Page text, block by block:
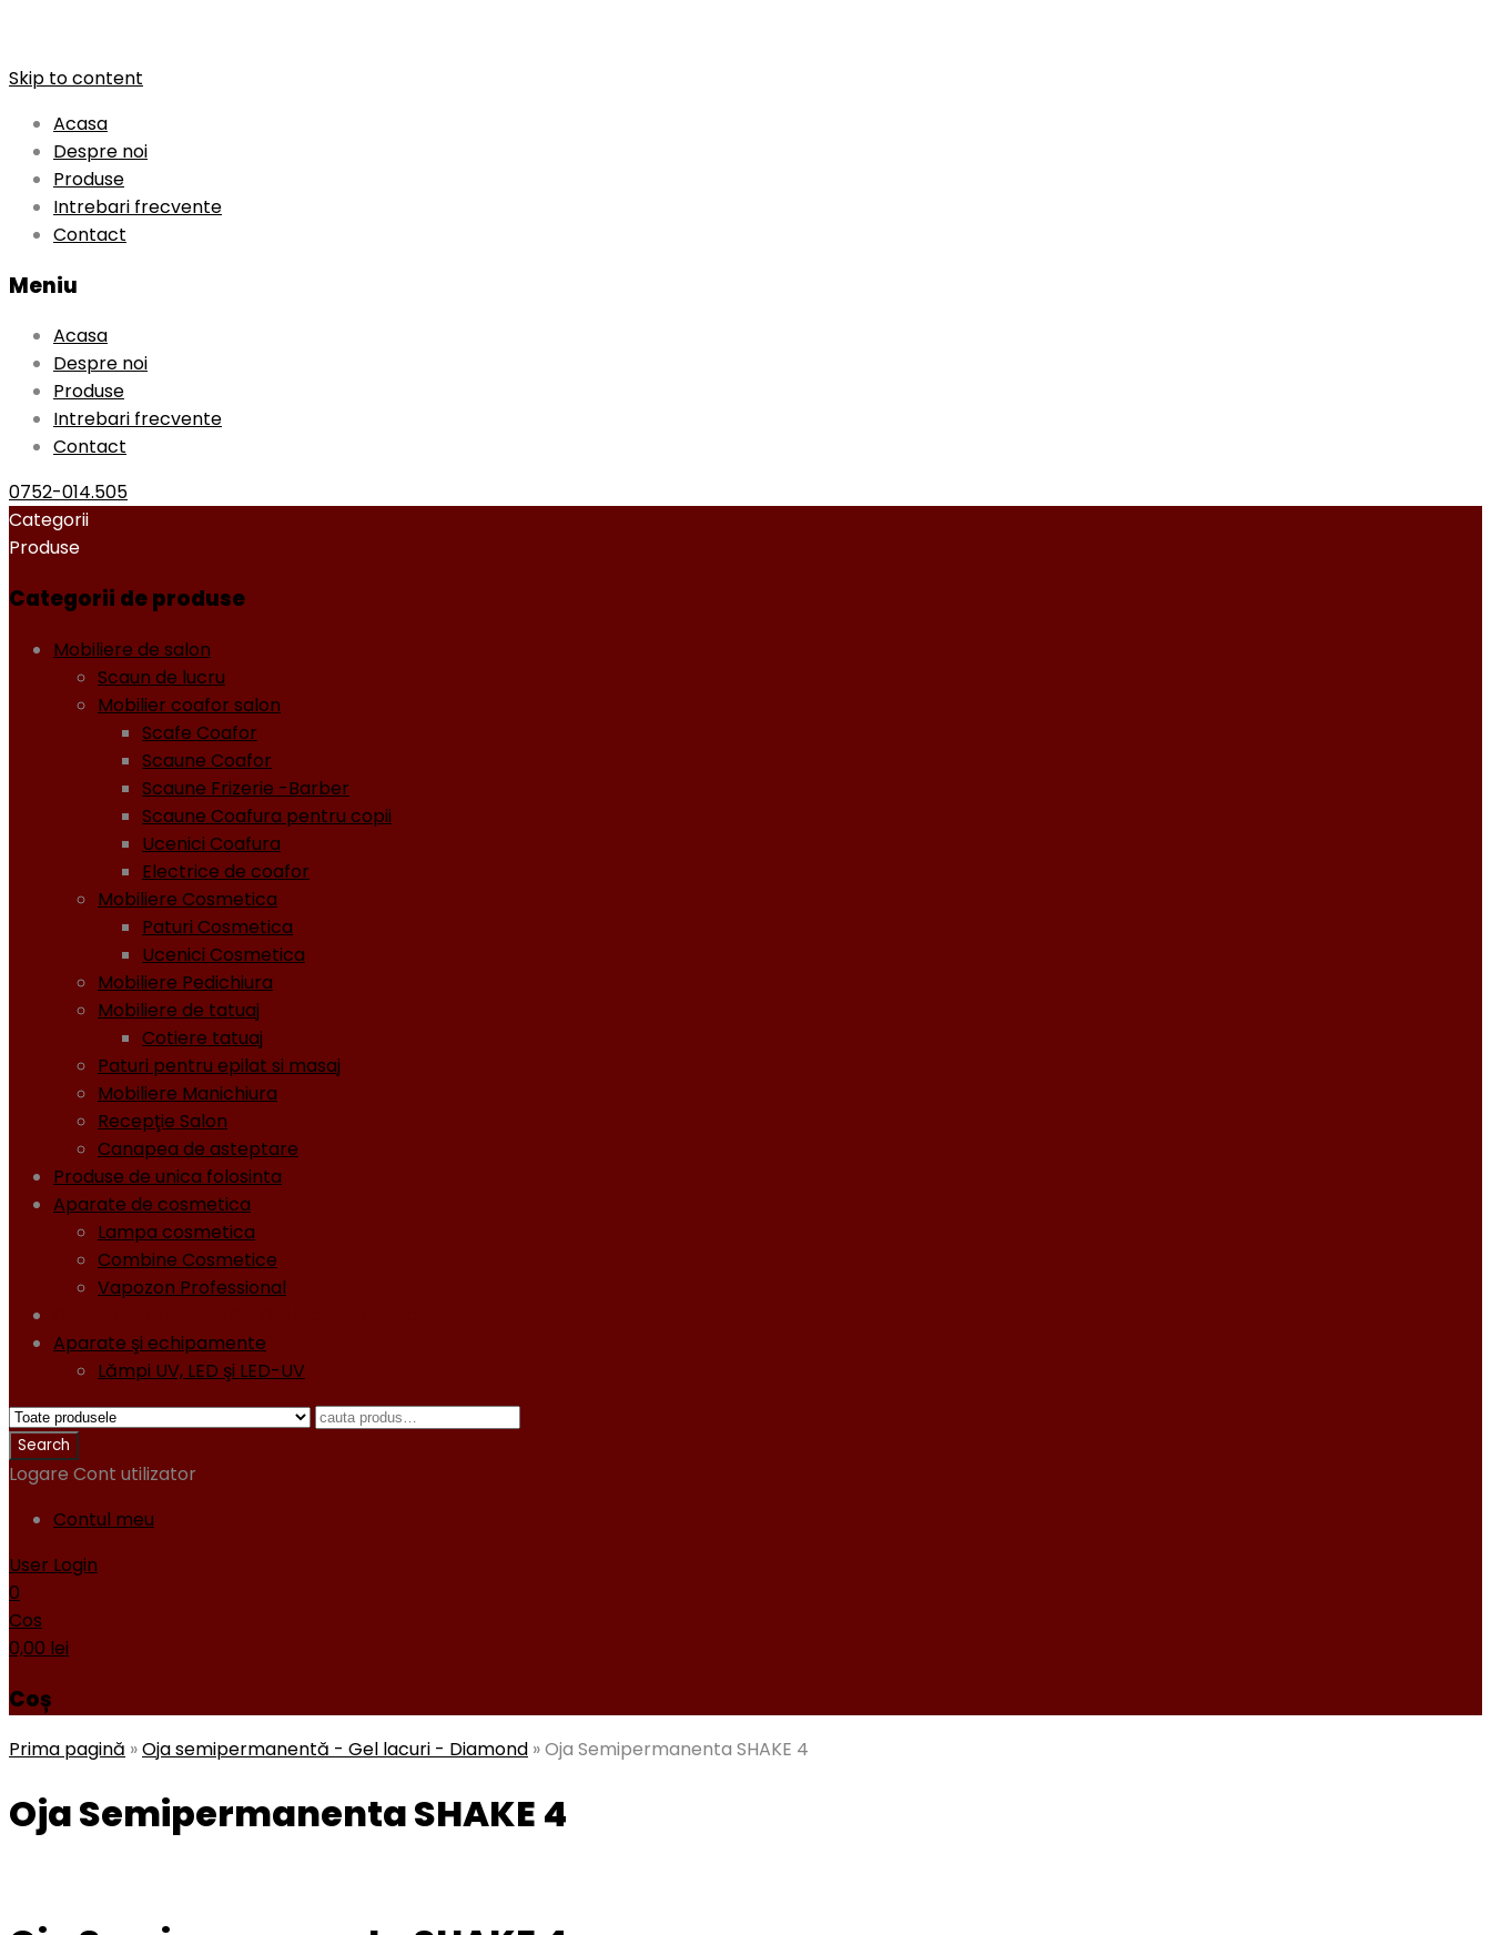
Skip to content
Acasa
Despre noi
Produse
Intrebari frecvente
Contact
Meniu
Acasa
Despre noi
Produse
Intrebari frecvente
Contact
0752-014.505
Categorii
Produse
Categorii de produse
Mobiliere de salon
Scaun de lucru
Mobilier coafor salon
Scafe Coafor
Scaune Coafor
Scaune Frizerie -Barber
Scaune Coafura pentru copii
Ucenici Coafura
Electrice de coafor
Mobiliere Cosmetica
Paturi Cosmetica
Ucenici Cosmetica
Mobiliere Pedichiura
Mobiliere de tatuaj
Cotiere tatuaj
Paturi pentru epilat si masaj
Mobiliere Manichiura
Recepţie Salon
Canapea de asteptare
Produse de unica folosinta
Aparate de cosmetica
Lampa cosmetica
Combine Cosmetice
Vapozon Professional
Aparate şi echipamente
Lămpi UV, LED şi LED-UV
Logare Cont utilizator
Contul meu
User Login
0
Cos
0,00 lei
Coș
Prima pagină »Oja semipermanentă - Gel lacuri - Diamond »Oja Semipermanenta SHAKE 4
Oja Semipermanenta SHAKE 4